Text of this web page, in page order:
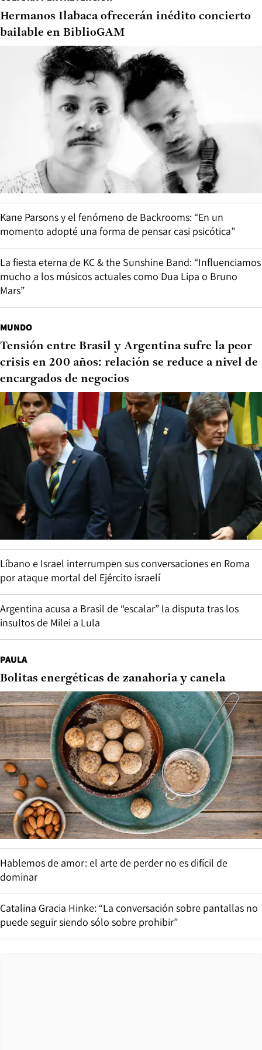
Hermanos Ilabaca ofrecerán inédito concierto
bailable en BiblioGAM
Kane Parsons y el fenómeno de Backrooms: “En un
momento adopté una forma de pensar casi psicótica”
La fiesta eterna de KC & the Sunshine Band: “Influenciamos
mucho a los músicos actuales como Dua Lipa o Bruno
Mars”
MUNDO
Tensión entre Brasil y Argentina sufre la peor
crisis en 200 años: relación se reduce a nivel de
encargados de negocios
Líbano e Israel interrumpen sus conversaciones en Roma
por ataque mortal del Ejército israelí
Argentina acusa a Brasil de “escalar” la disputa tras los
insultos de Milei a Lula
PAULA
Bolitas energéticas de zanahoria y canela
Hablemos de amor: el arte de perder no es difícil de
dominar
Catalina Gracia Hinke: “La conversación sobre pantallas no
puede seguir siendo sólo sobre prohibir”